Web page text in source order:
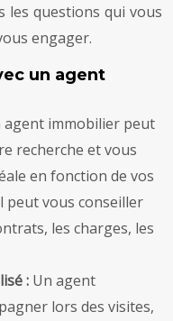
les questions qui vous
engager.
un agent
agent immobilier peut
recherche et vous
en fonction de vos
peut vous conseiller
les charges, les
: Un agent
lors des visites,